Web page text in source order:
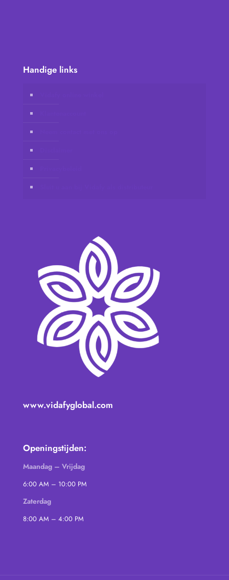
Handige links
www.vidafyglobal.com
Openingstijden:
Maandag – Vrijdag
6:00 AM – 10:00 PM
Zaterdag
8:00 AM – 4:00 PM